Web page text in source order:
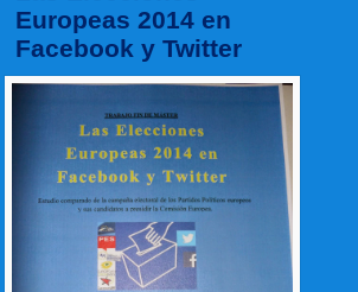
Europeas 2014 en
Facebook y Twitter